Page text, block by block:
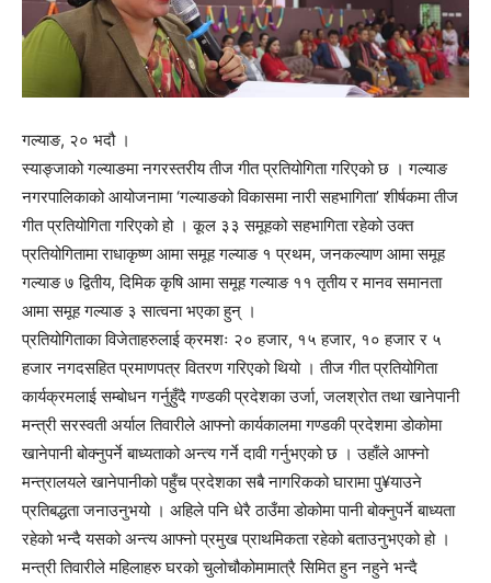
गल्याङ, २० भदौ ।
स्याङ्जाको गल्याङमा नगरस्तरीय तीज गीत प्रतियोगिता गरिएको छ । गल्याङ
नगरपालिकाको आयोजनामा ‘गल्याङको विकासमा नारी सहभागिता’ शीर्षकमा तीज
गीत प्रतियोगिता गरिएको हो । कूल ३३ समूहको सहभागिता रहेको उक्त
प्रतियोगितामा राधाकृष्ण आमा समूह गल्याङ १ प्रथम, जनकल्याण आमा समूह
गल्याङ ७ द्वितीय, दिमिक कृषि आमा समूह गल्याङ ११ तृतीय र मानव समानता
आमा समूह गल्याङ ३ सात्वना भएका हुन् ।
प्रतियोगिताका विजेताहरुलाई क्रमशः २० हजार, १५ हजार, १० हजार र ५
हजार नगदसहित प्रमाणपत्र वितरण गरिएको थियो । तीज गीत प्रतियोगिता
कार्यक्रमलाई सम्बोधन गर्नुहुँदै गण्डकी प्रदेशका उर्जा, जलश्रोत तथा खानेपानी
मन्त्री सरस्वती अर्याल तिवारीले आफ्नो कार्यकालमा गण्डकी प्रदेशमा डोकोमा
खानेपानी बोक्नुपर्ने बाध्यताको अन्त्य गर्ने दावी गर्नुभएको छ । उहाँले आफ्नो
मन्त्रालयले खानेपानीको पहुँच प्रदेशका सबै नागरिकको घारामा पु¥याउने
प्रतिबद्धता जनाउनुभयो । अहिले पनि धेरै ठाउँमा डोकोमा पानी बोक्नुपर्ने बाध्यता
रहेको भन्दै यसको अन्त्य आफ्नो प्रमुख प्राथमिकता रहेको बताउनुभएको हो ।
मन्त्री तिवारीले महिलाहरु घरको चुलोचौकोमामात्रै सिमित हुन नहुने भन्दै